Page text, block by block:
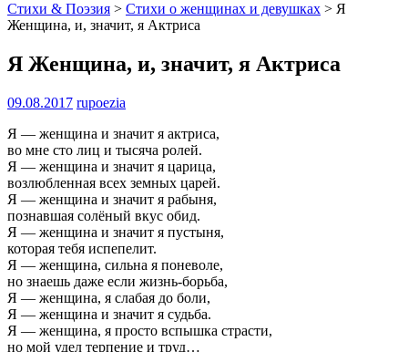
Стихи & Поэзия > Стихи о женщинах и девушках > Я
Женщина, и, значит, я Актриса
Я Женщина, и, значит, я Актриса
09.08.2017 rupoezia
Я — женщина и значит я актриса,
во мне сто лиц и тысяча ролей.
Я — женщина и значит я царица,
возлюбленная всех земных царей.
Я — женщина и значит я рабыня,
познавшая солёный вкус обид.
Я — женщина и значит я пустыня,
которая тебя испепелит.
Я — женщина, сильна я поневоле,
но знаешь даже если жизнь-борьба,
Я — женщина, я слабая до боли,
Я — женщина и значит я судьба.
Я — женщина, я просто вспышка страсти,
но мой удел терпение и труд…